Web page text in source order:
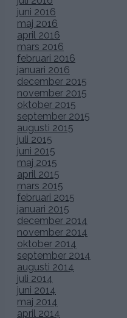
juni 2016
maj 2016
april 2016
mars 2016
februari 2016
januari 2016
december 2015
november 2015
oktober 2015
september 2015
augusti 2015
juli 2015
juni 2015
maj 2015
april 2015
mars 2015
februari 2015
januari 2015
december 2014
november 2014
oktober 2014
september 2014
augusti 2014
juli 2014
juni 2014
maj 2014
april 2014